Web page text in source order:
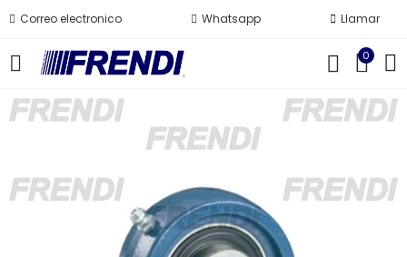
Correo electronico Whatsapp Llamar
0